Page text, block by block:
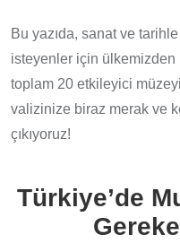
Bu yazıda, sanat ve
isteyenler için
toplam 20 etkileyici
valizinize biraz merak ve
çıkıyoruz!
Türkiye’de